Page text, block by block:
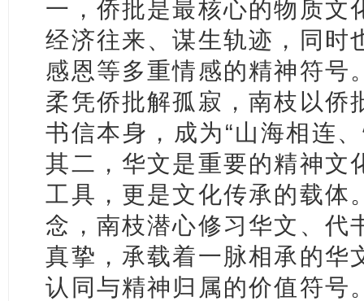
一，侨批是最核心的物质文
经济往来、谋生轨迹，同时
感恩等多重情感的精神符号
柔凭侨批解孤寂，南枝以侨
书信本身，成为“山海相连
其二，华文是重要的精神文
工具，更是文化传承的载体
念，南枝潜心修习华文、代
真挚，承载着一脉相承的华
认同与精神归属的价值符号